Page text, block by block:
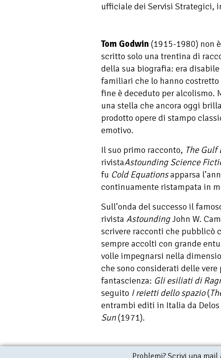
ufficiale dei Servisi Strategici,
Tom Godwin (1915-1980) non
scritto solo una trentina di
della sua biografia: era
familiari che lo hanno
fine è deceduto per alcolismo.
una stella che ancora oggi
prodotto opere di stampo
emotivo.
Il suo primo racconto, The Gulf
rivistaAstounding Science
fu Cold Equationsapparsa
continuamente ristampata in
Sull’onda del successo il
rivista AstoundingJohn W.
scrivere racconti che pubblicò
sempre accolti con grande
volle impegnarsi nella
che sono considerati delle
fantascienza: Gli esiliati di
seguito I reietti dello spazio(
entrambi editi in Italia da
Sun(1971).
Problemi? Scrivi una